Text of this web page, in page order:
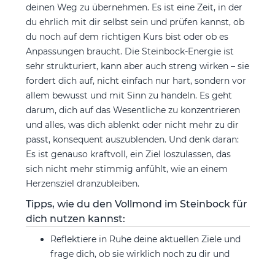
deinen Weg zu übernehmen. Es ist eine Zeit, in der
du ehrlich mit dir selbst sein und prüfen kannst, ob
du noch auf dem richtigen Kurs bist oder ob es
Anpassungen braucht. Die Steinbock-Energie ist
sehr strukturiert, kann aber auch streng wirken – sie
fordert dich auf, nicht einfach nur hart, sondern vor
allem bewusst und mit Sinn zu handeln. Es geht
darum, dich auf das Wesentliche zu konzentrieren
und alles, was dich ablenkt oder nicht mehr zu dir
passt, konsequent auszublenden. Und denk daran:
Es ist genauso kraftvoll, ein Ziel loszulassen, das
sich nicht mehr stimmig anfühlt, wie an einem
Herzensziel dranzubleiben.
Tipps, wie du den Vollmond im Steinbock für
dich nutzen kannst:
Reflektiere in Ruhe deine aktuellen Ziele und
frage dich, ob sie wirklich noch zu dir und